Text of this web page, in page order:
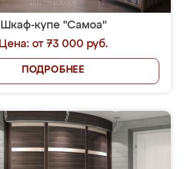
Шкаф-купе "Самоа"
Цена: от 73 000 руб.
ПОДРОБНЕЕ